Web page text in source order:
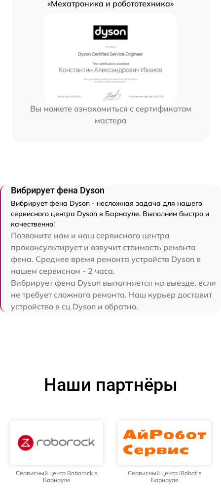
«Мехатроника и робототехника»
Вы можете ознакомиться с сертификатом
мастера
Вибрирует фена Dyson
Вибрирует фена Dyson - несложная задача для нашего
сервисного центра Dyson в Барнауле. Выполним быстро и
качественно!
Позвоните нам и наш сервисного центра
проконсультирует и озвучит стоимость ремонта
фена. Среднее время ремонта устройств Dyson в
нашем сервисном - 2 часа.
Вибрирует фена Dyson выполняется на выезде, если
не требует сложного ремонта. Наш курьер доставит
устройство в сц Dyson и обратно.
Наши партнёры
Сервисный центр Roborock в
Барнауле
Сервисный центр iRobot в
Барнауле